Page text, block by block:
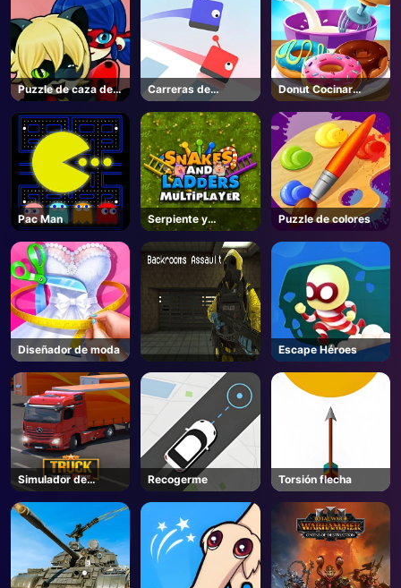
AD
Puzzle de caza de
mariposa
Carreras de
Nieve.io
Donut Cocinar
Juego
Pac Man
Serpiente y
escaleras
Puzzle de colores
Diseñador de moda Escape Héroes
Simulador de
camiones
Recogerme Torsión flecha